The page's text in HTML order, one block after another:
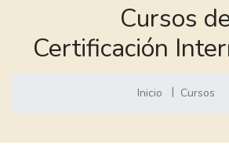
Cursos
Certificación
Inicio Cursos